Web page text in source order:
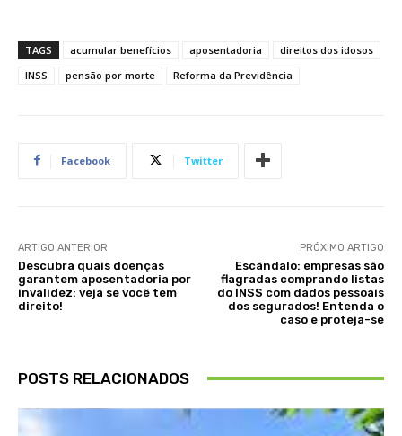
TAGS acumular benefícios aposentadoria
direitos dos idosos
INSS
pensão por morte Reforma da Previdência
Facebook Twitter
ARTIGO ANTERIOR
Descubra quais doenças
garantem aposentadoria por
invalidez: veja se você tem
direito!
PRÓXIMO ARTIGO
Escândalo: empresas são
flagradas comprando listas
do INSS com dados pessoais
dos segurados! Entenda o
caso e proteja-se
POSTS RELACIONADOS